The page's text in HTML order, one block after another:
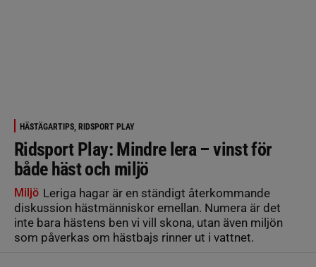
HÄSTÄGARTIPS, RIDSPORT PLAY
Ridsport Play: Mindre lera – vinst för
både häst och miljö
Miljö Leriga hagar är en ständigt återkommande
diskussion hästmänniskor emellan. Numera är det
inte bara hästens ben vi vill skona, utan även miljön
som påverkas om hästbajs rinner ut i vattnet.